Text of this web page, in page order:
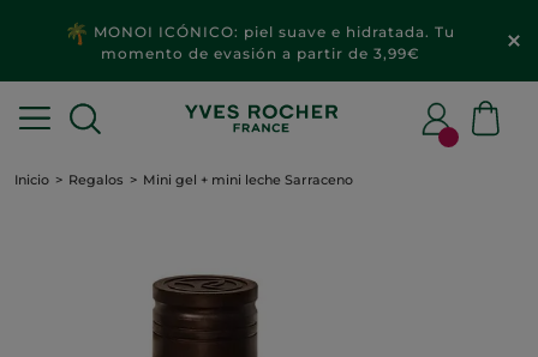
MONOI ICÓNICO: piel suave e hidratada. Tu
momento de evasión a partir de 3,99€
Inicio Regalos Mini gel + mini leche Sarraceno